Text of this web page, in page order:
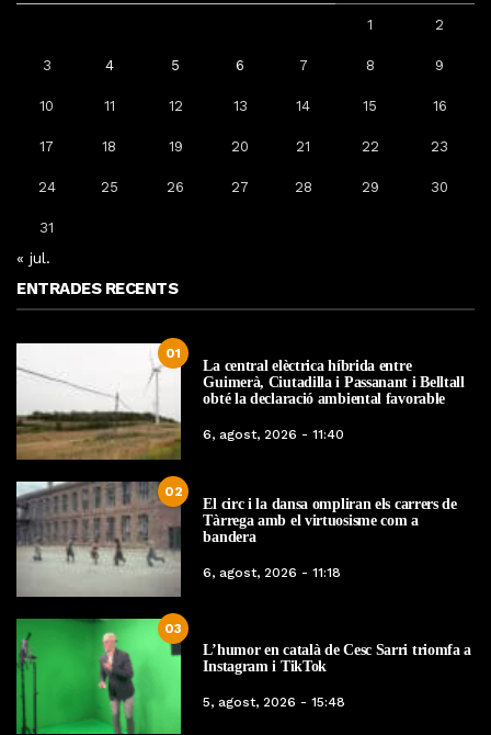
1 2
3 4 5 6 7 8 9
10 11 12 13 14 15 16
17 18 19 20 21 22 23
24 25 26 27 28 29 30
31
« jul.
ENTRADES RECENTS
01
La central elèctrica híbrida entre
Guimerà, Ciutadilla i Passanant i Belltall
obté la declaració ambiental favorable
6, agost, 2026 - 11:40
02
El circ i la dansa ompliran els carrers de
Tàrrega amb el virtuosisme com a
bandera
6, agost, 2026 - 11:18
03
L’humor en català de Cesc Sarri triomfa a
Instagram i TikTok
5, agost, 2026 - 15:48